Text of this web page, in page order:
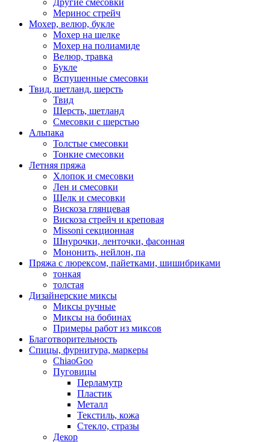
Меринос стрейч
Мохер, велюр, букле
Мохер на шелке
Мохер на полиамиде
Велюр, травка
Букле
Вспушенные смесовки
Твид, шетланд, шерсть
Твид
Шерсть, шетланд
Смесовки с шерстью
Альпака
Толстые смесовки
Тонкие смесовки
Летняя пряжа
Хлопок и смесовки
Лен и смесовки
Шелк и смесовки
Вискоза глянцевая
Вискоза стрейч и креповая
Missoni секционная
Шнурочки, ленточки, фасонная
Мононить, нейлон, па
Пряжа с люрексом, пайетками, шишибриками
тонкая
толстая
Дизайнерские миксы
Миксы ручные
Миксы на бобинах
Примеры работ из миксов
Благотворительность
Спицы, фурнитура, маркеры
ChiaoGoo
Пуговицы
Перламутр
Пластик
Металл
Текстиль, кожа
Стекло, стразы
Декор